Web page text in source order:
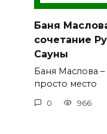
Баня
сочетание
Сауны
Баня Маслова
просто место
0 966